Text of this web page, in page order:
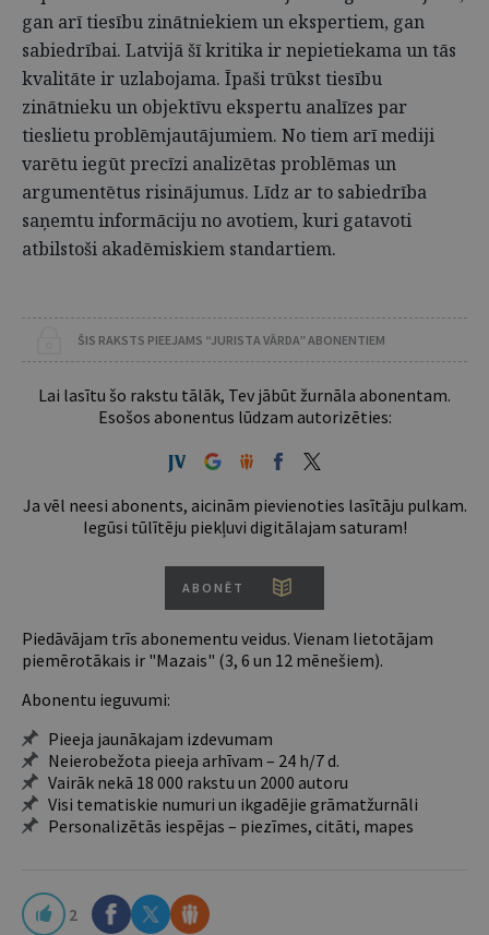
gan arī tiesību zinātniekiem un ekspertiem, gan
sabiedrībai. Latvijā šī kritika ir nepietiekama un tās
kvalitāte ir uzlabojama. Īpaši trūkst tiesību
zinātnieku un objektīvu ekspertu analīzes par
tieslietu problēmjautājumiem. No tiem arī mediji
varētu iegūt precīzi analizētas problēmas un
argumentētus risinājumus. Līdz ar to sabiedrība
saņemtu informāciju no avotiem, kuri gatavoti
atbilstoši akadēmiskiem standartiem.
ŠIS RAKSTS PIEEJAMS “JURISTA VĀRDA” ABONENTIEM
Lai lasītu šo rakstu tālāk, Tev jābūt žurnāla abonentam.
Esošos abonentus lūdzam autorizēties:
Ja vēl neesi abonents, aicinām pievienoties lasītāju pulkam.
Iegūsi tūlītēju piekļuvi digitālajam saturam!
ABONĒT
Piedāvājam trīs abonementu veidus. Vienam lietotājam
piemērotākais ir "Mazais" (3, 6 un 12 mēnešiem).
Abonentu ieguvumi:
Pieeja jaunākajam izdevumam
Neierobežota pieeja arhīvam – 24 h/7 d.
Vairāk nekā 18 000 rakstu un 2000 autoru
Visi tematiskie numuri un ikgadējie grāmatžurnāli
Personalizētās iespējas – piezīmes, citāti, mapes
2